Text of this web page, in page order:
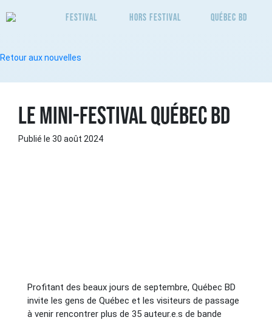
Festival Hors Festival Québec BD
Retour aux nouvelles
LE MINI-FESTIVAL QUÉBEC BD
Publié le 30 août 2024
Profitant des beaux jours de septembre, Québec BD
invite les gens de Québec et les visiteurs de passage
à venir rencontrer plus de 35 auteur.e.s de bande